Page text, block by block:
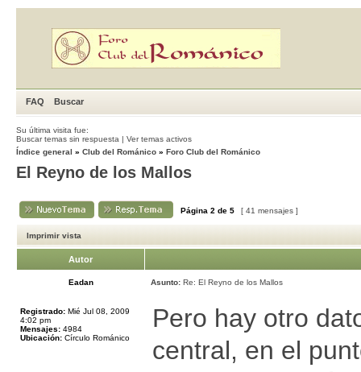
FAQ Buscar
Su última visita fue:
Buscar temas sin respuesta | Ver temas activos
Índice general » Club del Románico » Foro Club del Románico
El Reyno de los Mallos
Página 2 de 5 [ 41 mensajes ]
Imprimir vista
Autor
Eadan Asunto: Re: El Reyno de los Mallos
Registrado: Mié Jul 08, 2009
4:02 pm
Mensajes: 4984
Ubicación: Círculo Románico
Pero hay otro
central, en el